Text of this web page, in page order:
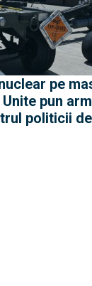
pe
pun
politicii